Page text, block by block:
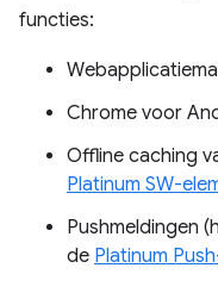
functies:
Chrome voor
Offline caching
Platinum SW-
Pushmeldingen
de Platinum